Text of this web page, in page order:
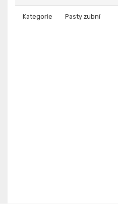
Kategorie Pasty zubní